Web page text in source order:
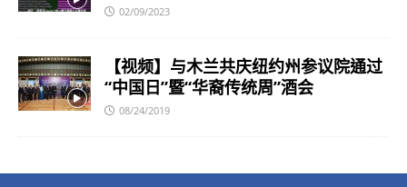
02/09/2023
【视频】与木兰共庆纽约州参议院通过
“中国日”暨“华裔传统周”酒会
08/24/2019